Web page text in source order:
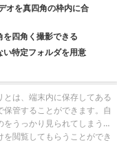
オを真四角の枠内に合
四角く撮影できる
い特定フォルダを用意
とは、端末内に保存してある
管することができます。自
をうっかり見られてしまう…
閲覧してもらうことができ